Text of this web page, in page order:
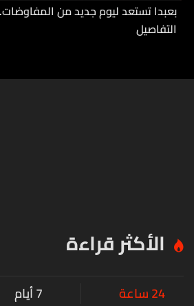
بعبدا تستعد ليوم جديد من
التفاصيل
الأكثر قراءة
24 ساعة 7 أيام